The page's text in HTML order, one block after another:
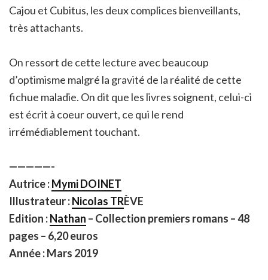
Cajou et Cubitus, les deux complices bienveillants,
très attachants.
On ressort de cette lecture avec beaucoup
d’optimisme malgré la gravité de la réalité de cette
fichue maladie. On dit que les livres soignent, celui-ci
est écrit à coeur ouvert, ce qui le rend
irrémédiablement touchant.
—————-
Autrice :Mymi DOINET
Illustrateur :Nicolas TRÈVE
Edition :Nathan – Collection premiers romans – 48
pages – 6,20 euros
Année : Mars 2019